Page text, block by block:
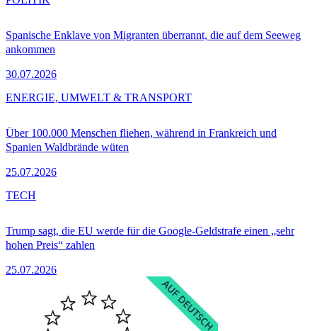
Spanische Enklave von Migranten überrannt, die auf dem Seeweg
ankommen
30.07.2026
Über 100.000 Menschen fliehen, während in Frankreich und
Spanien Waldbrände wüten
25.07.2026
ENERGIE, UMWELT & TRANSPORT
Trump sagt, die EU werde für die Google-Geldstrafe einen „sehr
hohen Preis“ zahlen
25.07.2026
TECH